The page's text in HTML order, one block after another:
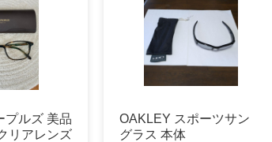
プルズ 美品
リアレンズ
OAKLEY スポーツサン
グラス 本体